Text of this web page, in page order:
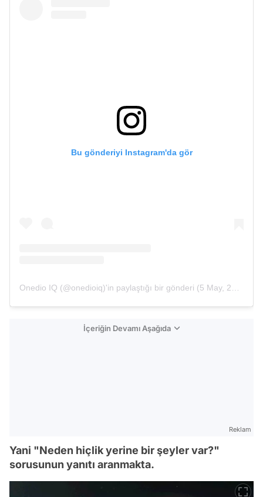
Bu gönderiyi Instagram'da gör
Onedio IQ (@onedioiq)'in paylaştığı bir gönderi (5 May, 2019, 1:00ös PDT
İçeriğin Devamı Aşağıda
Reklam
Yani "Neden hiçlik yerine bir şeyler var?"
sorusunun yanıtı aranmakta.